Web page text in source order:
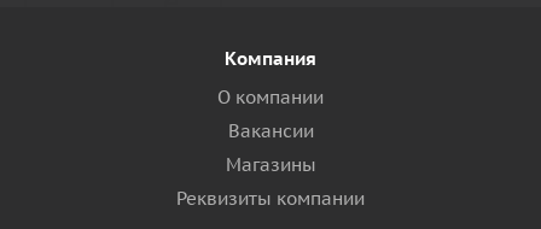
Компания
О компании
Вакансии
Магазины
Реквизиты компании